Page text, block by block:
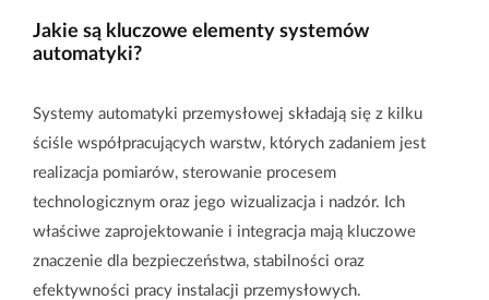
Jakie są kluczowe elementy systemów
automatyki?
Systemy automatyki przemysłowej składają się z kilku
ściśle współpracujących warstw, których zadaniem jest
realizacja pomiarów, sterowanie procesem
technologicznym oraz jego wizualizacja i nadzór. Ich
właściwe zaprojektowanie i integracja mają kluczowe
znaczenie dla bezpieczeństwa, stabilności oraz
efektywności pracy instalacji przemysłowych.
Defence & Space Kontrola jakości